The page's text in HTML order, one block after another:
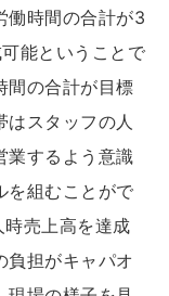
働時間の合計が3
能ということで
間の合計が目標
はスタッフの人
業するよう意識
を組むことがで
売上高を達成
負担がキャパオ